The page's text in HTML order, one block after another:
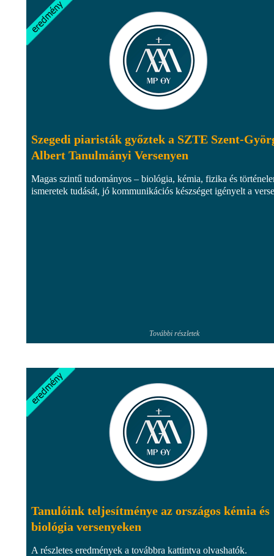
Szegedi piaristák győztek a SZTE Szent-
Albert Tanulmányi Versenyen
Magas szintű tudományos – biológia, kémia, fizika és
ismeretek tudását, jó kommunikációs készséget igényelt a
További részletek
Tanulóink teljesítménye az országos kémia és
biológia versenyeken
A részletes eredmények a továbbra kattintva olvashatók.